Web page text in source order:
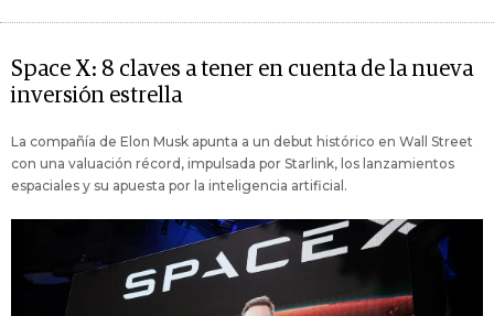
Space X: 8 claves a tener en cuenta de la nueva
inversión estrella
La compañía de Elon Musk apunta a un debut histórico en Wall Street
con una valuación récord, impulsada por Starlink, los lanzamientos
espaciales y su apuesta por la inteligencia artificial.